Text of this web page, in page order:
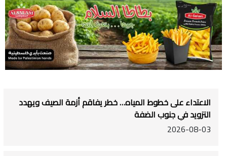
الاعتداء على خطوط المياه… خطر يفاقم أزمة الصيف ويهدد
التزويد في جنوب الضفة
2026-08-03